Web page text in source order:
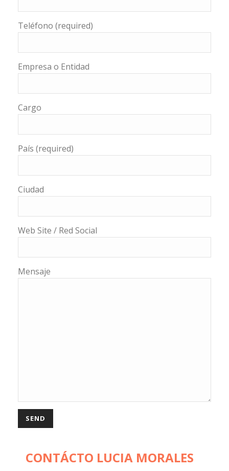
Teléfono (required)
Empresa o Entidad
Cargo
País (required)
Ciudad
Web Site / Red Social
Mensaje
CONTÁCTO LUCIA MORALES